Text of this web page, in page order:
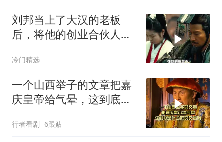
刘邦当上了大汉的老板
后，将他的创业合伙人一
冷门精选
一个山西举子的文章把嘉
庆皇帝给气晕，这到底是
行者看剧 6跟贴